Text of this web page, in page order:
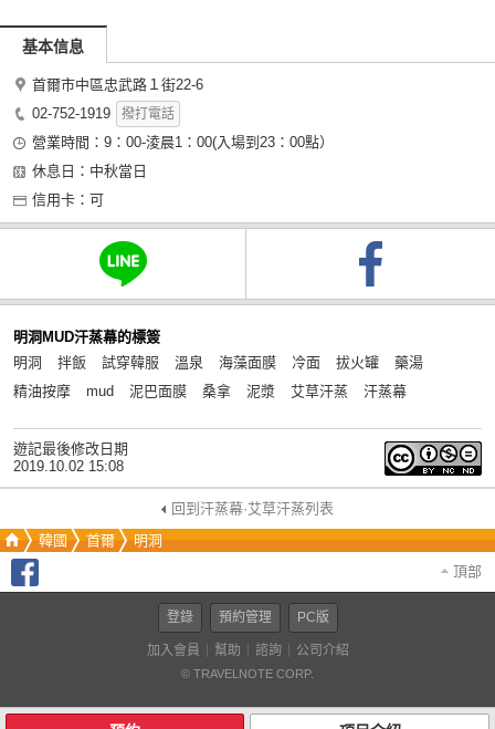
基本信息
首爾市中區忠武路１街22-6
02-752-1919
撥打電話
營業時間：9：00-淩晨1：00(入場到23：00點）
休息日：中秋當日
信用卡：可
明洞MUD汗蒸幕的標簽
明洞
拌飯 試穿韓服 溫泉 海藻面膜 冷面 拔火罐
藥湯
精油按摩
mud 泥巴面膜 桑拿 泥漿 艾草汗蒸 汗蒸幕
遊記最後修改日期
2019.10.02 15:08
回到汗蒸幕·艾草汗蒸列表
韓國
首爾
明洞
頂部
登錄 預約管理 PC版
加入會員 幫助 諮詢 公司介紹
© TRAVELNOTE CORP.